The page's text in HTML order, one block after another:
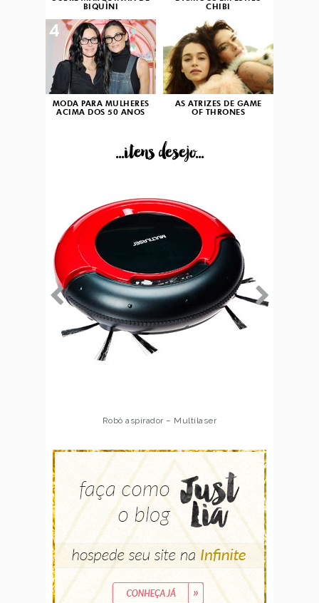
BIQUÍNI
CHIBI
MODA PARA MULHERES
ACIMA DOS 50 ANOS
4
AS ATRIZES DE GAME
OF THRONES
...itens desejo...
Robô aspirador – Multilaser